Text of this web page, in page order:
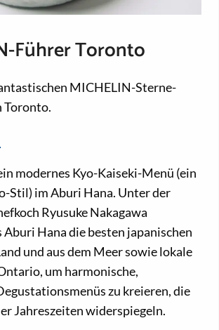
Führer Toronto
MICHELIN-Sterne-
Toronto.
modernes Kyo-Kaiseki-Menü (ein
Stil) im Aburi Hana. Unter der
Ryusuke Nakagawa
Hana die besten japanischen
und aus dem Meer sowie lokale
um harmonische,
zu kreieren, die
Jahreszeiten widerspiegeln.